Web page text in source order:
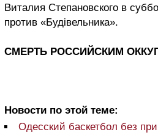
Виталия Степановского в
против «Будівельника».
СМЕРТЬ РОССИЙСКИМ
Новости по этой теме:
Одесский баскетбол без